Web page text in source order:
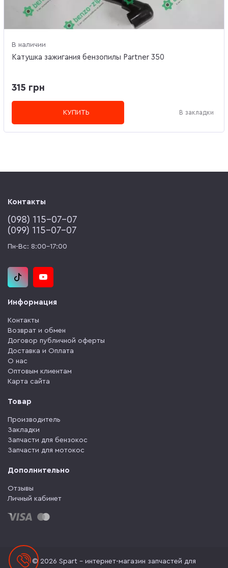
В наличии
Катушка зажигания бензопилы Partner 350
315 грн
КУПИТЬ В закладки
Контакты
(‎098) 115-07-07
(‎099) 115-07-07
Пн-Вс: 8:00-17:00
Информация
Контакты
Возврат и обмен
Договор публичной оферты
Доставка и Оплата
О нас
Оптовым клиентам
Карта сайта
Товар
Производитель
Закладки
Запчасти для бензокос
Запчасти для мотокос
Дополнительно
Отзывы
Личный кабинет
© 2026 Spart - интернет-магазин запчастей для